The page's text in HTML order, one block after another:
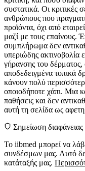
συστατικά. Οι κριτικές
ανθρώπους που
προϊόντα, όχι από
μαζί με τους επαίνους.
συμπλήρωμα δεν
υπεριώδης ακτινοβολία
γήρανσης του δέρματος,
αποδεδειγμένα τοπικά
κάνουν πολύ
οποιοδήποτε χάπι. Μια
παθήσεις και δεν
αυτή τη σελίδα ως
Σημείωση διαφάνειας
Το iibmed μπορεί να
συνδέσμων μας. Αυτό
κατάταξής μας.